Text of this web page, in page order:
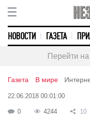
НОВОСТИ ГАЗЕТА
Перейти
Газета В мире
22.06.2018 00:01:00
0 4244 10